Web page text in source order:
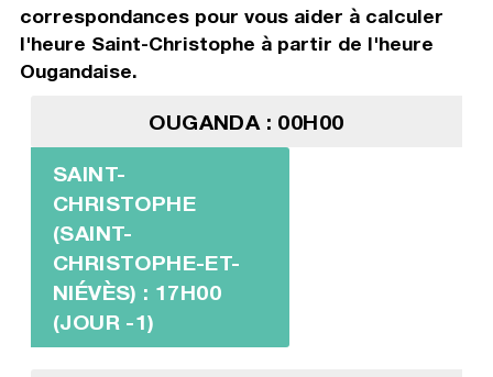
correspondances pour vous aider à calculer
l'heure Saint-Christophe à partir de l'heure
Ougandaise.
OUGANDA : 00H00
SAINT-
CHRISTOPHE
(SAINT-
CHRISTOPHE-ET-
NIÉVÈS) : 17H00
(JOUR -1)